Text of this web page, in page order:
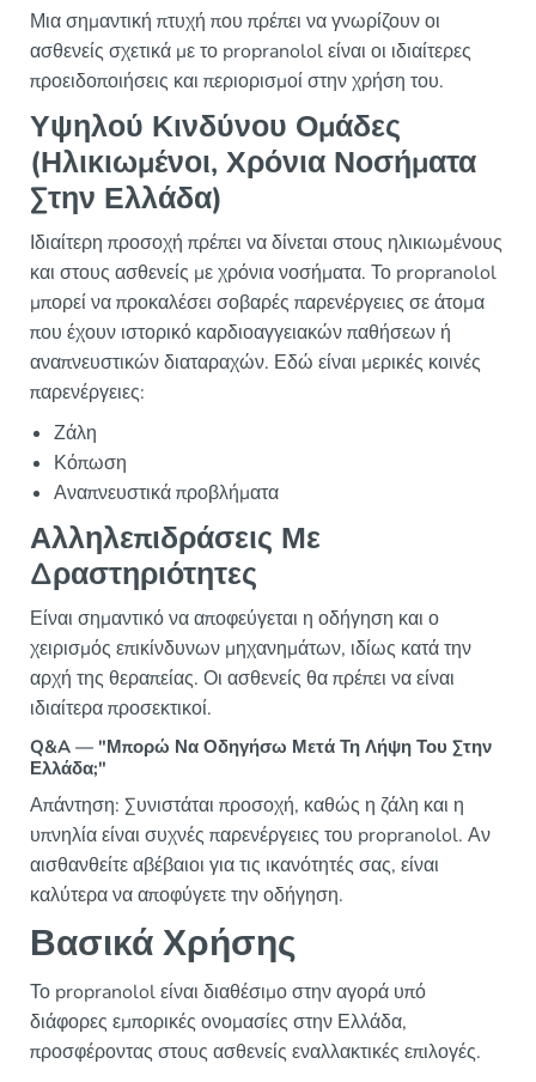
Μια σημαντική πτυχή που πρέπει να γνωρίζουν οι
ασθενείς σχετικά με το propranolol είναι οι ιδιαίτερες
προειδοποιήσεις και περιορισμοί στην χρήση του.
Υψηλού Κινδύνου Ομάδες
(Ηλικιωμένοι, Χρόνια Νοσήματα
Στην Ελλάδα)
Ιδιαίτερη προσοχή πρέπει να δίνεται στους ηλικιωμένους
και στους ασθενείς με χρόνια νοσήματα. Το propranolol
μπορεί να προκαλέσει σοβαρές παρενέργειες σε άτομα
που έχουν ιστορικό καρδιοαγγειακών παθήσεων ή
αναπνευστικών διαταραχών. Εδώ είναι μερικές κοινές
παρενέργειες:
Ζάλη
Κόπωση
Αναπνευστικά προβλήματα
Αλληλεπιδράσεις Με
Δραστηριότητες
Είναι σημαντικό να αποφεύγεται η οδήγηση και ο
χειρισμός επικίνδυνων μηχανημάτων, ιδίως κατά την
αρχή της θεραπείας. Οι ασθενείς θα πρέπει να είναι
ιδιαίτερα προσεκτικοί.
Q&A — "Μπορώ Να Οδηγήσω Μετά Τη Λήψη Του Στην
Ελλάδα;"
Απάντηση: Συνιστάται προσοχή, καθώς η ζάλη και η
υπνηλία είναι συχνές παρενέργειες του propranolol. Αν
αισθανθείτε αβέβαιοι για τις ικανότητές σας, είναι
καλύτερα να αποφύγετε την οδήγηση.
Βασικά Χρήσης
Το propranolol είναι διαθέσιμο στην αγορά υπό
διάφορες εμπορικές ονομασίες στην Ελλάδα,
προσφέροντας στους ασθενείς εναλλακτικές επιλογές.